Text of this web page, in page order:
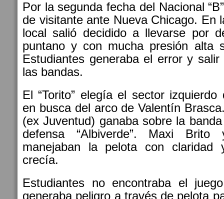
Por la segunda fecha del Nacional
de visitante ante Nueva Chicago. En
local salió decidido a llevarse por
puntano y con mucha presión alta
Estudiantes generaba el error y
las bandas.
El “Torito” elegía el sector
en busca del arco de Valentín
(ex Juventud) ganaba sobre la
defensa “Albiverde”. Maxi
manejaban la pelota con claridad
crecía.
Estudiantes no encontraba el
generaba peligro a través de pelota